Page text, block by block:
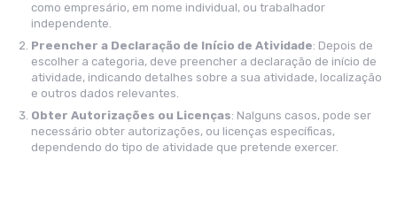
como empresário, em nome individual, ou trabalhador
independente.
Preencher a Declaração de Início de Atividade: Depois de
escolher a categoria, deve preencher a declaração de início de
atividade, indicando detalhes sobre a sua atividade, localização
e outros dados relevantes.
Obter Autorizações ou Licenças: Nalguns casos, pode ser
necessário obter autorizações, ou licenças específicas,
dependendo do tipo de atividade que pretende exercer.